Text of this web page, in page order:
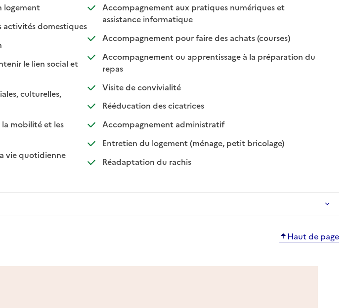
logement: disponible
: non disponible
activités domestiques: disponible
: non disponible
disponible
le lien social et
culturelles,
mobilité et les
vie quotidienne
Accompagnement aux pratiques numériques et
assistance informatique: disponible
: non disponible
Accompagnement pour faire des achats (courses): disponible
: non disponible
Accompagnement ou apprentissage à la préparation du
repas
: disponible
: non disponible
Visite de convivialité: disponible
: non disponible
Rééducation des cicatrices: disponible
: non disponible
Accompagnement administratif: disponible
: non disponible
Entretien du logement (ménage, petit bricolage): disponible
: non disponible
Réadaptation du rachis: disponible
: non disponible
Haut de page